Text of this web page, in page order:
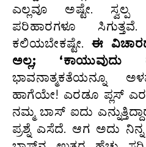
ಎಲ್ಲವೂ ಅಷ್ಟೇ.
ಪರಿಹಾರಗಳೂ ಸಿಗುತ್ತವೆ.
ಕಲಿಯಬೇಕಷ್ಟೇ. ಈ
ಅಲ್ಲ;
ಭಾವನಾತ್ಮಕತೆಯನ್ನೂ
ಹಾಗೆಯೇ! ಎರಡೂ ಪ್ಲಸ್‌
ನಮ್ಮ ಬಾಸ್‌ ಐದು
ಪ್ರಶ್ನೆ ಎಸೆದೆ. ಆಗ ಅದು